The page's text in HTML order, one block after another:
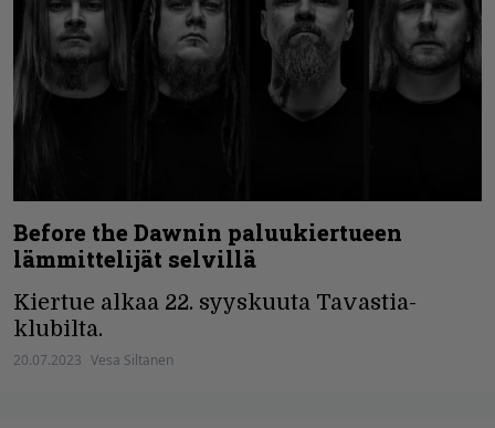
Before the Dawnin paluukiertueen
lämmittelijät selvillä
Kiertue alkaa 22. syyskuuta Tavastia-
klubilta.
20.07.2023 Vesa Siltanen